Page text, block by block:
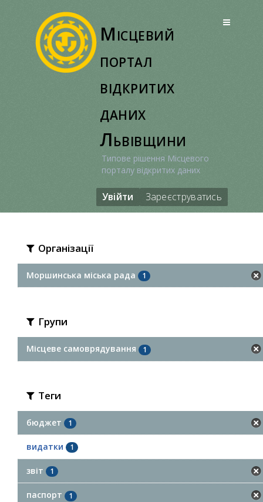
Місцевий
портал
відкритих
даних
Львівщини
Типове рішення Місцевого
порталу відкритих даних
Увійти Зареєструватись
Організації
Моршинська міська рада 1
Групи
Місцеве самоврядування 1
Теги
бюджет 1
видатки 1
звіт 1
паспорт 1